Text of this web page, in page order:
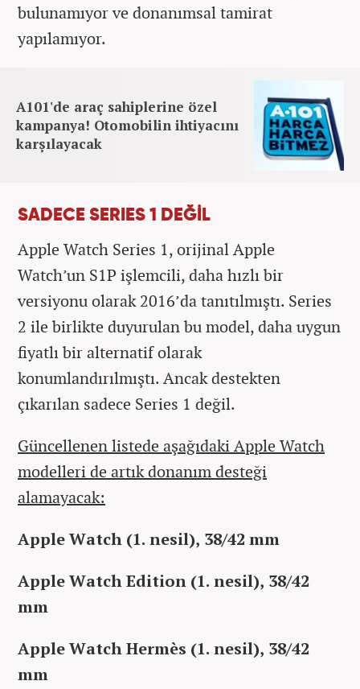
bulunamıyor ve donanımsal tamirat
yapılamıyor.
A101'de araç sahiplerine özel
kampanya! Otomobilin ihtiyacını
karşılayacak
SADECE SERIES 1 DEĞİL
Apple Watch Series 1, orijinal Apple
Watch’un S1P işlemcili, daha hızlı bir
versiyonu olarak 2016’da tanıtılmıştı. Series
2 ile birlikte duyurulan bu model, daha uygun
fiyatlı bir alternatif olarak
konumlandırılmıştı. Ancak destekten
çıkarılan sadece Series 1 değil.
Güncellenen listede aşağıdaki Apple Watch
modelleri de artık donanım desteği
alamayacak:
Apple Watch (1. nesil), 38/42 mm
Apple Watch Edition (1. nesil), 38/42
mm
Apple Watch Hermès (1. nesil), 38/42
mm